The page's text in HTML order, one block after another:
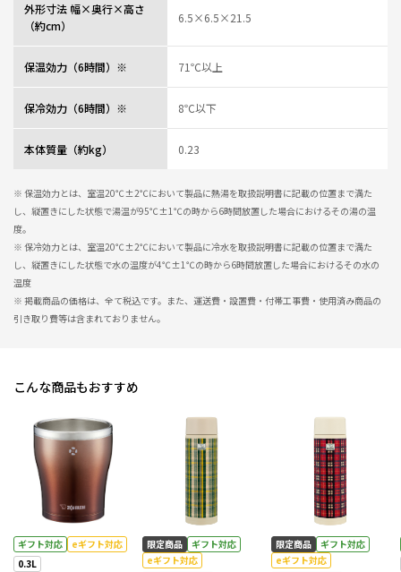
外形寸法 幅×奥行×高さ
（約cm）
6.5×6.5×21.5
保温効力（6時間）※ 71℃以上
保冷効力（6時間）※ 8℃以下
本体質量（約kg） 0.23
※ 保温効力とは、室温20℃±2℃において製品に熱湯を取扱説明書に記載の位置まで満た
し、縦置きにした状態で湯温が95℃±1℃の時から6時間放置した場合におけるその湯の温
度。
※ 保冷効力とは、室温20℃±2℃において製品に冷水を取扱説明書に記載の位置まで満た
し、縦置きにした状態で水の温度が4℃±1℃の時から6時間放置した場合におけるその水の
温度
※ 掲載商品の価格は、全て税込です。また、運送費・設置費・付帯工事費・使用済み商品の
引き取り費等は含まれておりません。
こんな商品もおすすめ
ギフト対応
eギフト対応
0.3L
限定商品
ギフト対応
eギフト対応
限定商品
ギフト対応
eギフト対応